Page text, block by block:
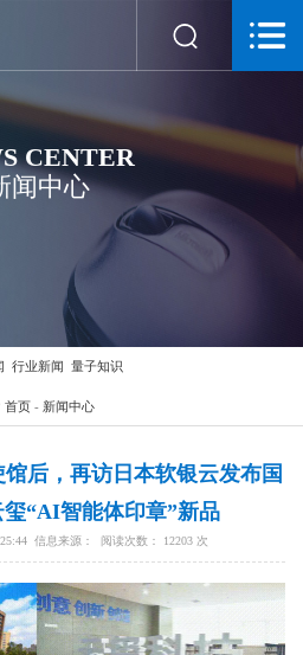
CENTER
闻中心
行业新闻 量子知识
首页- 新闻中心
后，再访日本软银云发布国
玺“AI智能体印章”新品
信息来源： 阅读次数： 12203 次